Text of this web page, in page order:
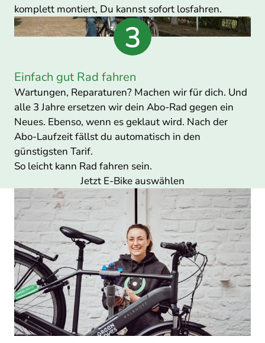
komplett montiert, Du kannst sofort losfahren.
Einfach gut Rad fahren
Wartungen, Reparaturen? Machen wir für dich. Und
alle 3 Jahre ersetzen wir dein Abo-Rad gegen ein
Neues. Ebenso, wenn es geklaut wird. Nach der
Abo-Laufzeit fällst du automatisch in den
günstigsten Tarif.
So leicht kann Rad fahren sein.
Jetzt E-Bike auswählen